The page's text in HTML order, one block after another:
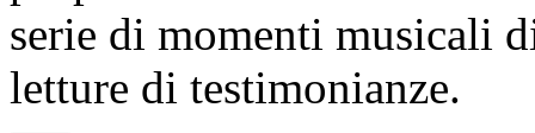
serie di momenti musicali
letture di testimonianze.